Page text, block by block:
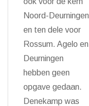
Noord-Deurningen
en ten dele voor
Rossum. Agelo en
Deurningen
hebben geen
opgave gedaan.
Denekamp was